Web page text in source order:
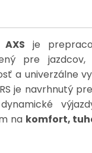
je
pre jazdcov,
a univerzálne
je navrhnutý
na komfort,